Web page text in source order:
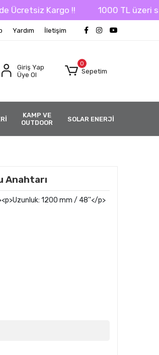
Kargo !! 1000 TL üzeri
Yardım İletişim
Giriş Yap
Üye Ol
0
Sepetim
KAMP VE
OUTDOOR
SOLAR ENERJİ
Anahtarı
1200 mm / 48''</p>